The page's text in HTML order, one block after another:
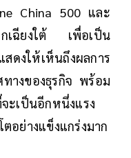
China 500 และ
กเฉียงใต้ เพื่อเป็น
ดงให้เห็นถึงผลการ
างของธุรกิจ พร้อม
ะเป็นอีกหนึ่งแรง
อย่างแข็งแกร่งมาก